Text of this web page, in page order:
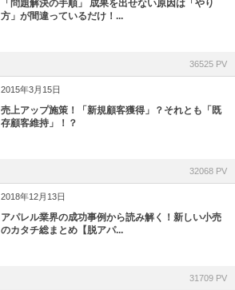
「問題解決の手順」 成果を出せない原因は「やり
方」が間違っているだけ！...
36525 PV
2015年3月15日
売上アップ施策！「新規顧客獲得」？それとも「既
存顧客維持」！？
32068 PV
2018年12月13日
アパレル業界の成功事例から読み解く！新しい小売
のカタチ総まとめ【脱アパ...
31709 PV